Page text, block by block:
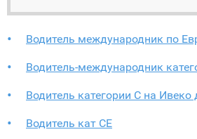
Водитель международник по
Водитель-международник
Водитель категории C на Ивеко
Водитель кат СЕ